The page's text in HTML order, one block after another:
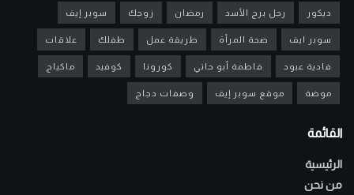
ديكور رجل برج الأسد رمضان زوجك سوبر إيف
سوبر ايف صحة المرأة طريقة عمل طفلك علاقات
فادية عبود فاطمة أبو حاتي كورونا كوفيد ماكياج
موضة موقع سوبر إيف وصفات دجاج
القائمة
الرئيسية
من نحن